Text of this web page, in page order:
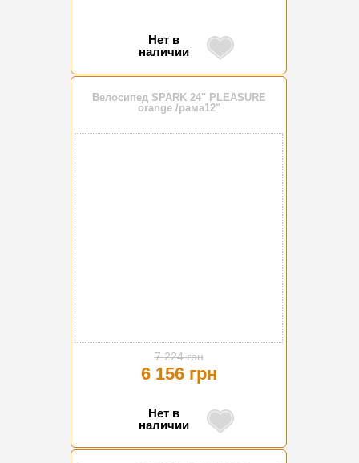
Нет в
наличии
Велосипед SPARK 24" PLEASURE
orange /рама12"
7 224 грн
6 156 грн
Нет в
наличии